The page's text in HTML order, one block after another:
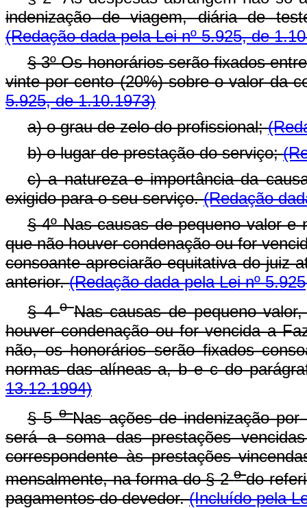
indenização de viagem, diária de
(Redação dada pela Lei nº 5.925, de
§ 3º Os honorários serão fixados
vinte por cento (20%) sobre o valor da
5.925, de 1.10.1973)
a) o grau de zelo do profissional;
b) o lugar de prestação do serviço;
c) a natureza e importância da
exigido para o seu serviço.(Redação
§ 4º Nas causas de pequeno valor
que não houver condenação ou for
consoante apreciarão equitativa do juiz
anterior.(Redação dada pela Lei nº
§ 4oNas causas de pequeno
houver condenação ou for vencida a
não, os honorários serão fixados
normas das alíneas a, b e c do
13.12.1994)
§ 5oNas ações de indenização
será a soma das prestações
correspondente às prestações
mensalmente, na forma do § 2odo
pagamentos do devedor.(Incluído pela